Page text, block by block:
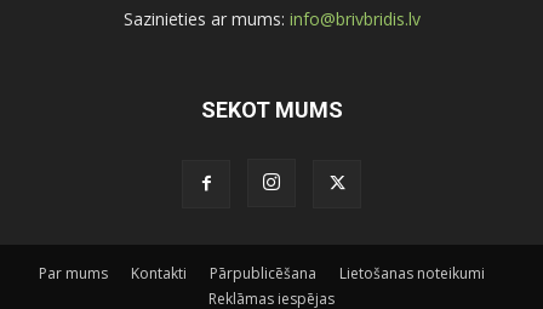
Sazinieties ar mums: info@brivbridis.lv
SEKOT MUMS
Par mums Kontakti Pārpublicēšana
Lietošanas noteikumi
Reklāmas iespējas